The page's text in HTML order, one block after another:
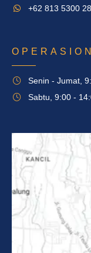
+62 813 5300
Senin - Jumat,
Sabtu, 9:00 -